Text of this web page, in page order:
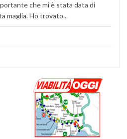
che mi è stata data di
maglia. Ho trovato...